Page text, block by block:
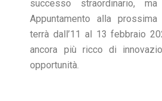
successo straordinario,
Appuntamento alla
terrà dall’11 al 13 febbraio
ancora più ricco di
opportunità.